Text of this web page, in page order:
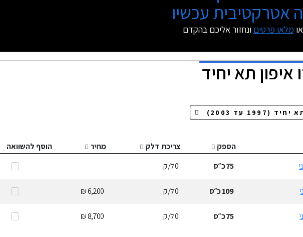
אטרקטיבית עכשיו
מלאו פרטים ונחזור אליכם בהקדם
איפון תא יחיד
הספק צריכת דלק מחיר
הוסף להשוואה
75כ״ס 0ל/ק
109כ״ס 0ל/ק 6,200 ₪
75כ״ס 0ל/ק 8,700 ₪